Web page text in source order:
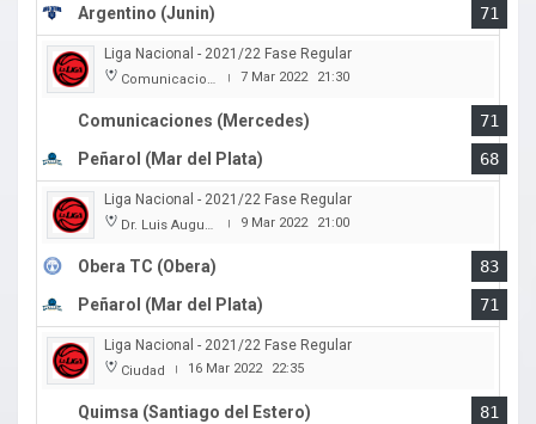
Argentino (Junin)
71
Liga Nacional - 2021/22 Fase Regular
Comunicaciones | 7 Mar 2022 21:30
Comunicaciones (Mercedes)
71
Peñarol (Mar del Plata)
68
Liga Nacional - 2021/22 Fase Regular
Dr. Luis Augusto Derna | 9 Mar 2022 21:00
Obera TC (Obera)
83
Peñarol (Mar del Plata)
71
Liga Nacional - 2021/22 Fase Regular
Ciudad | 16 Mar 2022 22:35
Quimsa (Santiago del Estero)
81